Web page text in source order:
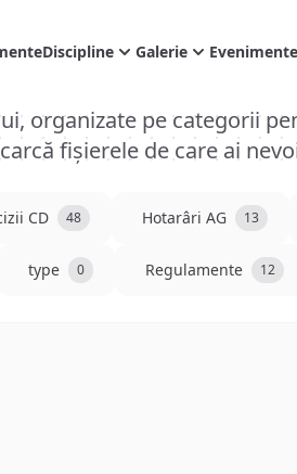
Discipline Galerie Evenimente
organizate pe categorii
fișierele de care ai
CD 48 Hotarâri AG 13
type 0 Regulamente 12